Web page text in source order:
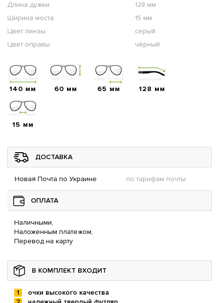
Длина дужки
128 мм
Ширина моста
15 мм
Цвет линзы
серый
Цвет оправы
чёрный
140 мм 60 мм 65 мм 128 мм
15 мм
ДОСТАВКА
Новая Почта по Украине по тарифам почты
ОПЛАТА
Наличными,
Наложенным платежом,
Перевод на карту
В КОМПЛЕКТ ВХОДИТ
очки высокого качества